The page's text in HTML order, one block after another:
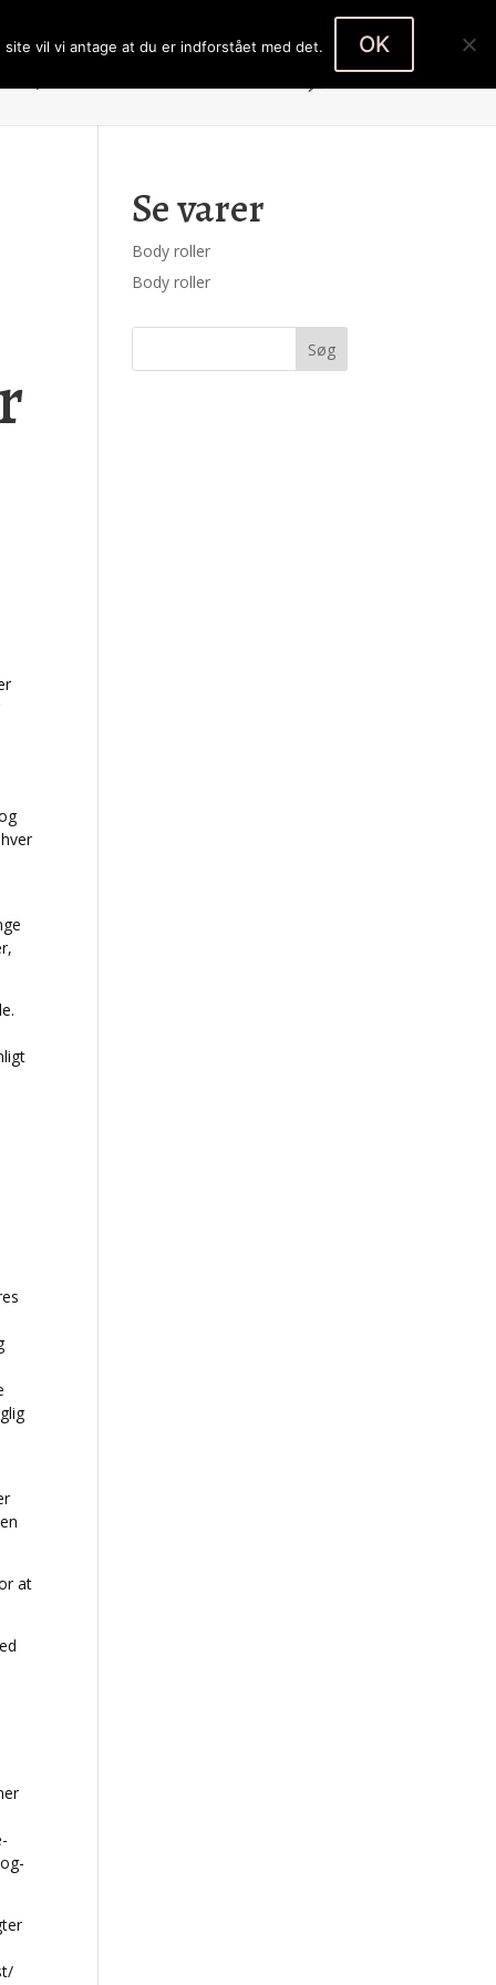
0 emner
at
Se varer
Body roller
Body roller
vil vi antage at du er indforstået med det. OK